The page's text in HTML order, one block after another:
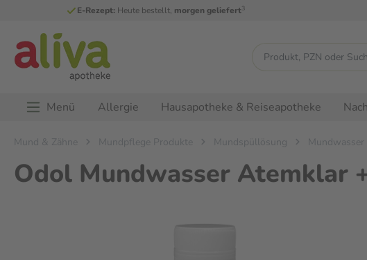
E-Rezept: Heute bestellt, morgen geliefert3
Menü Allergie Hausapotheke & Reiseapotheke
Mund & Zähne Mundpflege Produkte Mundspüllösung Mundwasser
Odol Mundwasser Atemklar